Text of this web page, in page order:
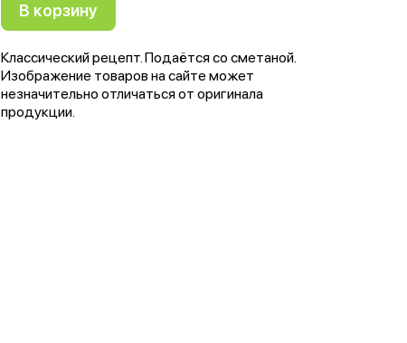
В корзину
Классический рецепт. Подаётся со сметаной.
Изображение товаров на сайте может
незначительно отличаться от оригинала
продукции.